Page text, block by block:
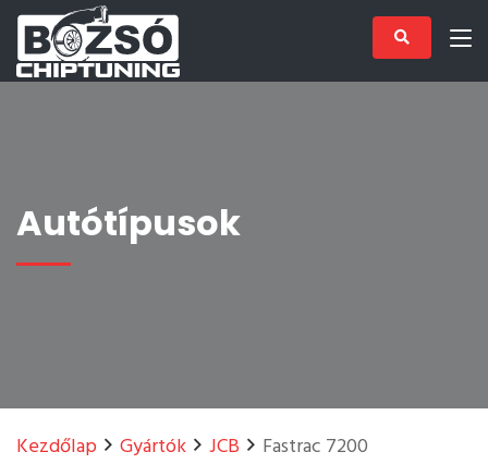
Autótípusok
Kezdőlap Gyártók JCB Fastrac 7200